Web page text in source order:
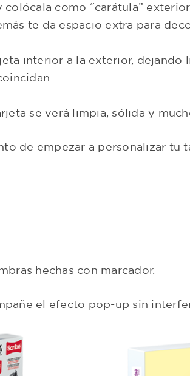
como “carátula”
te da espacio extra para
interior a la exterior, dejando
se verá limpia, sólida y
de empezar a personalizar tu
hechas con marcador.
el efecto pop-up sin